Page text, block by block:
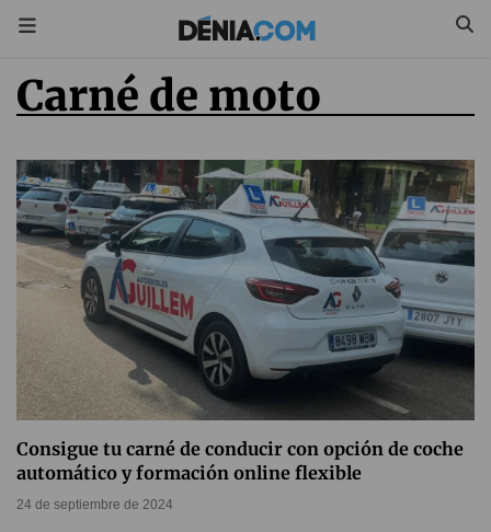
carné de moto
Consigue tu carné de conducir con opción de coche
automático y formación online flexible
24 de septiembre de 2024